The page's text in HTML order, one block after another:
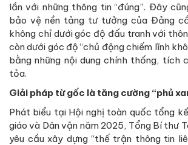
lần với những thông tin “đúng”. Đây
bảo vệ nền tảng tư tưởng của Đảng
không chỉ dưới góc độ đấu tranh với
còn dưới góc độ “chủ động chiếm lĩnh
bằng những nội dung chính thống, tích
tỏa.
Giải pháp từ gốc là tăng cường “phủ
Phát biểu tại Hội nghị toàn quốc tổng
giáo và Dân vận năm 2025, Tổng Bí thư
yêu cầu xây dựng “thế trận thông tin